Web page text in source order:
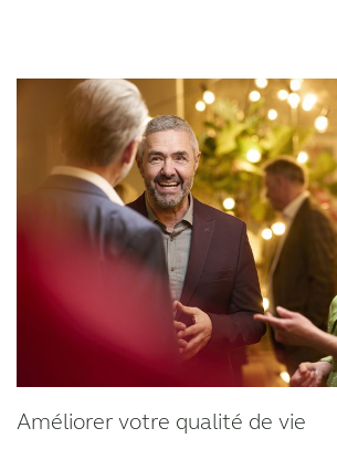
Latinoamérica
New Zealand Norge
Schweiz Suisse
Suomi Sverige
United
United States
عربي 日本
Améliorer votre qualité de vie